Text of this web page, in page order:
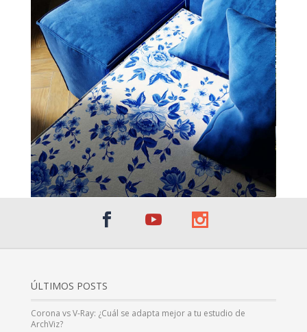
ÚLTIMOS POSTS
Corona vs V-Ray: ¿Cuál se adapta mejor a tu estudio de
ArchViz?